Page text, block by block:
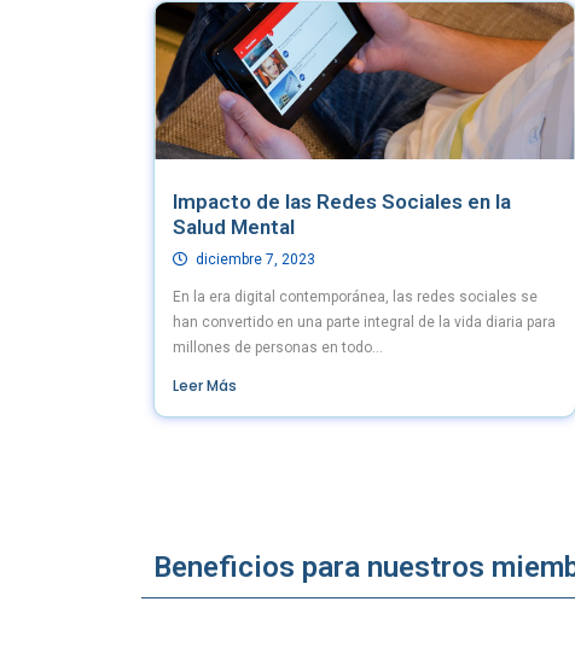
Impacto de las Redes Sociales en la
Salud Mental
diciembre 7, 2023
En la era digital contemporánea, las redes sociales se
han convertido en una parte integral de la vida diaria para
millones de personas en todo...
Leer Más
Beneficios para nuestros